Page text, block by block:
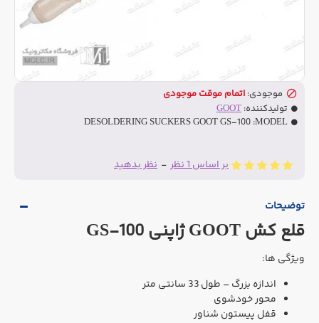
بر اساس 1 نظر - نظر بدهید
موجودی: اتمام موقت موجودی
تولیدکننده: GOOT
MODEL:
DESOLDERING SUCKERS GOOT GS-100
توضیحات
قلع کش GOOT ژاپنی GS-100
ویژگی ها:
اندازه بزرگ – طول 33 سانتی متر
محور خودشوی
قفل پیستون شناور